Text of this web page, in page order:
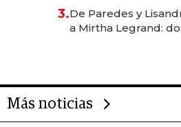
las marcas "fast
3.De Paredes y
a Mirtha Legrand:
Más noticias